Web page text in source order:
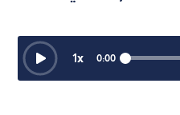
0:00
1x